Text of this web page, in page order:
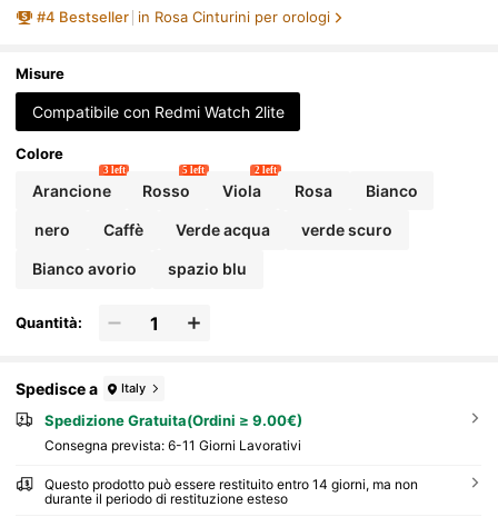
#4 Bestseller in Rosa Cinturini per orologi
Misure
Compatibile con Redmi Watch 2lite
Colore
Arancione
3 left
Rosso
5 left
Viola
2 left
Rosa Bianco
nero Caffè Verde acqua verde scuro
Bianco avorio spazio blu
Quantità:
Spedisce a Italy
Spedizione Gratuita(Ordini ≥ 9.00€)
Consegna prevista: 6-11 Giorni Lavorativi
Questo prodotto può essere restituito entro 14 giorni, ma non
durante il periodo di restituzione esteso